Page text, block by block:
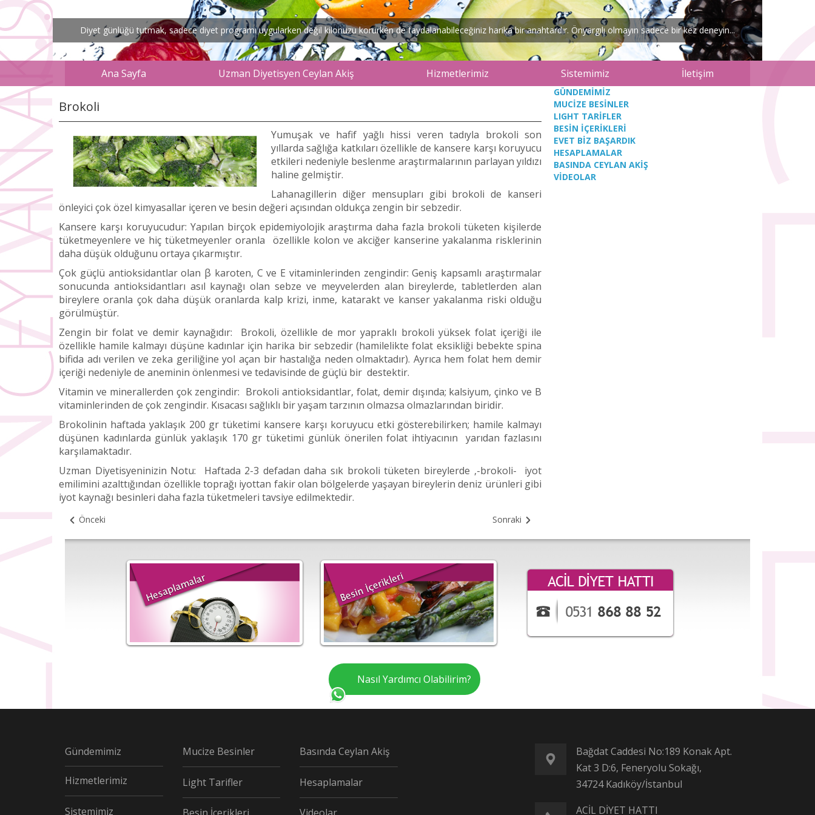
Diyet günlüğü tutmak, sadece diyet programı uygularken değil kilonuzu korurken de faydalanabileceğiniz harika bir anahtardır. Önyargılı olmayın sadece bir kez deneyin...
Ana Sayfa Uzman Diyetisyen Ceylan Akiş Hizmetlerimiz Sistemimiz İletişim
Brokoli
Yumuşak ve hafif yağlı hissi veren tadıyla brokoli son
yıllarda sağlığa katkıları özellikle de kansere karşı koruyucu
etkileri nedeniyle beslenme araştırmalarının parlayan yıldızı
haline gelmiştir.
Lahanagillerin diğer mensupları gibi brokoli de kanseri
önleyici çok özel kimyasallar içeren ve besin değeri açısından oldukça zengin bir sebzedir.
Kansere karşı koruyucudur: Yapılan birçok epidemiyolojik araştırma daha fazla brokoli tüketen kişilerde
tüketmeyenlere ve hiç tüketmeyenler oranla özellikle kolon ve akciğer kanserine yakalanma risklerinin
daha düşük olduğunu ortaya çıkarmıştır.
Çok güçlü antioksidantlar olan β karoten, C ve E vitaminlerinden zengindir: Geniş kapsamlı araştırmalar
sonucunda antioksidantları asıl kaynağı olan sebze ve meyvelerden alan bireylerde, tabletlerden alan
bireylere oranla çok daha düşük oranlarda kalp krizi, inme, katarakt ve kanser yakalanma riski olduğu
görülmüştür.
Zengin bir folat ve demir kaynağıdır: Brokoli, özellikle de mor yapraklı brokoli yüksek folat içeriği ile
özellikle hamile kalmayı düşüne kadınlar için harika bir sebzedir (hamilelikte folat eksikliği bebekte spina
bifida adı verilen ve zeka geriliğine yol açan bir hastalığa neden olmaktadır). Ayrıca hem folat hem demir
içeriği nedeniyle de aneminin önlenmesi ve tedavisinde de güçlü bir destektir.
Vitamin ve minerallerden çok zengindir: Brokoli antioksidantlar, folat, demir dışında; kalsiyum, çinko ve B
vitaminlerinden de çok zengindir. Kısacası sağlıklı bir yaşam tarzının olmazsa olmazlarından biridir.
Brokolinin haftada yaklaşık 200 gr tüketimi kansere karşı koruyucu etki gösterebilirken; hamile kalmayı
düşünen kadınlarda günlük yaklaşık 170 gr tüketimi günlük önerilen folat ihtiyacının yarıdan fazlasını
karşılamaktadır.
Uzman Diyetisyeninizin Notu: Haftada 2-3 defadan daha sık brokoli tüketen bireylerde ,-brokoli- iyot
emilimini azalttığından özellikle toprağı iyottan fakir olan bölgelerde yaşayan bireylerin deniz ürünleri gibi
iyot kaynağı besinleri daha fazla tüketmeleri tavsiye edilmektedir.
Önceki Sonraki
GÜNDEMİMİZ
MUCİZE BESİNLER
LIGHT TARİFLER
BESİN İÇERİKLERİ
EVET BİZ BAŞARDIK
HESAPLAMALAR
BASINDA CEYLAN AKİŞ
VİDEOLAR
Nasıl Yardımcı Olabilirim?
Gündemimiz
Hizmetlerimiz
Sistemimiz
Mucize Besinler
Light Tarifler
Basında Ceylan Akiş
Hesaplamalar
Bağdat Caddesi No:189 Konak Apt.
Kat 3 D:6, Feneryolu Sokağı,
34724 Kadıköy/İstanbul
ACİL DİYET HATTI